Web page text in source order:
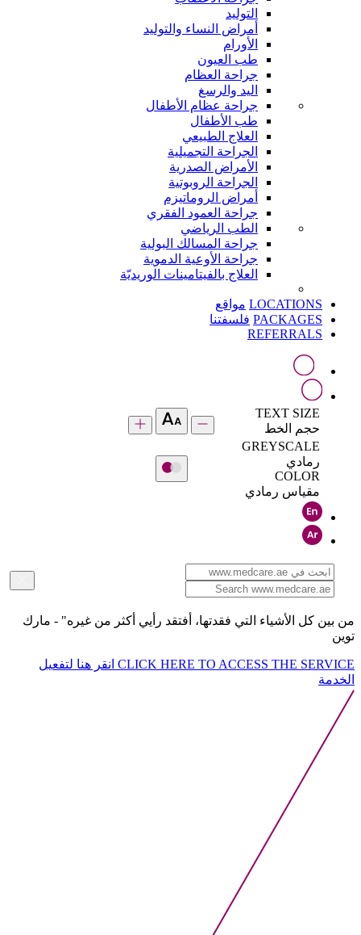
التوليد
أمراض النساء والتوليد
الأورام
طب العيون
جراحة العظام
اليد والرسغ
جراحة عظام الأطفال
طب الأطفال
العلاج الطبيعي
الجراحة التجميلية
الأمراض الصدرية
الجراحة الروبوتية
أمراض الروماتيزم
جراحة العمود الفقري
الطب الرياضي
جراحة المسالك البولية
جراحة الأوعية الدموية
العلاج بالفيتامينات الوريديّة
LOCATIONS مواقع
PACKAGES فلسفتنا
REFERRALS
TEXT SIZE
حجم الخط
GREYSCALE
رمادي
COLOR
مقياس رمادي
من بين كل الأشياء التي فقدتها، أفتقد رأيي أكثر من غيره" - مارك
توين
CLICK HERE TO ACCESS THE SERVICE انقر هنا لتفعيل
الخدمة